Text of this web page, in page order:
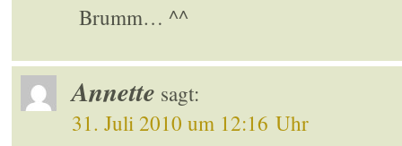
Brumm… ^^
Annette sagt:
31. Juli 2010 um 12:16 Uhr